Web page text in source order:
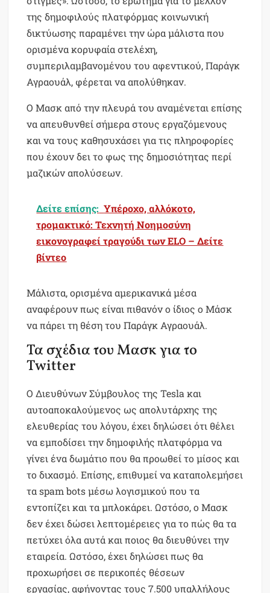
της δημοφιλούς πλατφόρμας κοινωνική
δικτύωσης παραμένει την ώρα μάλιστα που
ορισμένα κορυφαία στελέχη,
συμπεριλαμβανομένου του αφεντικού, Παράγκ
Αγραουάλ, φέρεται να απολύθηκαν.
O Μασκ από την πλευρά του αναμένεται επίσης
να απευθυνθεί σήμερα στους εργαζόμενους
και να τους καθησυχάσει για τις πληροφορίες
που έχουν δει το φως της δημοσιότητας περί
μαζικών απολύσεων.
Δείτε επίσης: Υπέροχο, αλλόκοτο,
τρομακτικό: Τεχνητή Νοημοσύνη
εικονογραφεί τραγούδι των ELO – Δείτε
βίντεο
Μάλιστα, ορισμένα αμερικανικά μέσα
αναφέρουν πως είναι πιθανόν ο ίδιος ο Μάσκ
να πάρει τη θέση του Παράγκ Αγραουάλ.
Τα σχέδια του Μασκ για το
Twitter
Ο Διευθύνων Σύμβουλος της Tesla και
αυτοαποκαλούμενος ως απολυτάρχης της
ελευθερίας του λόγου, έχει δηλώσει ότι θέλει
να εμποδίσει την δημοφιλής πλατφόρμα να
γίνει ένα δωμάτιο που θα προωθεί το μίσος και
το διχασμό. Επίσης, επιθυμεί να καταπολεμήσει
τα spam bots μέσω λογισμικού που τα
εντοπίζει και τα μπλοκάρει. Ωστόσο, ο Μασκ
δεν έχει δώσει λεπτομέρειες για το πώς θα τα
πετύχει όλα αυτά και ποιος θα διευθύνει την
εταιρεία. Ωστόσο, έχει δηλώσει πως θα
προχωρήσει σε περικοπές θέσεων
εργασίας, αφήνοντας τους 7.500 υπαλλήλους